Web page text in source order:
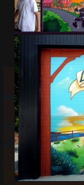
Caserne pompiers